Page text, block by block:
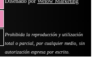
Prohibida la reproducción y utilización
total o parcial, por cualquier medio, sin
autorización expresa por escrito.